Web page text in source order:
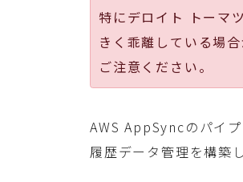
特にデロイト トーマ
きく乖離している場合
ご注意ください。
AWS AppSyncのパイ
履歴データ管理を構築